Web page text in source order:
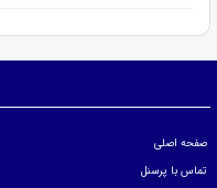
صفحه اصلی
تماس با پرسنل